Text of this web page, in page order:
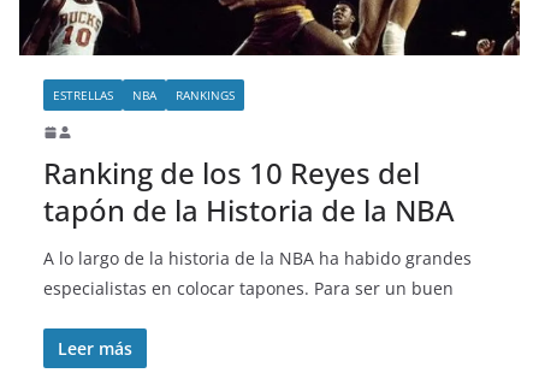
ESTRELLAS NBA RANKINGS
Ranking de los 10 Reyes del
tapón de la Historia de la NBA
A lo largo de la historia de la NBA ha habido grandes
especialistas en colocar tapones. Para ser un buen
Leer más